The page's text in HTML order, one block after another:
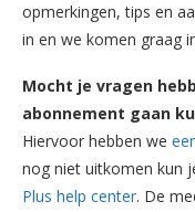
opmerkingen, tips en
in en we komen graag
Mocht je vragen
abonnement gaan
Hiervoor hebben we
nog niet uitkomen kun
Plus help center. De